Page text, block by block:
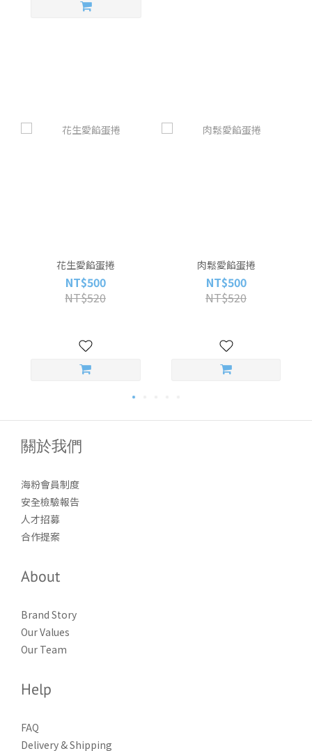
花生愛餡蛋捲
NT$500
NT$520
肉鬆愛餡蛋捲
NT$500
NT$520
關於我們
海粉會員制度
安全檢驗報告
人才招募
合作提案
About
Brand Story
Our Values
Our Team
Help
FAQ
Delivery & Shipping